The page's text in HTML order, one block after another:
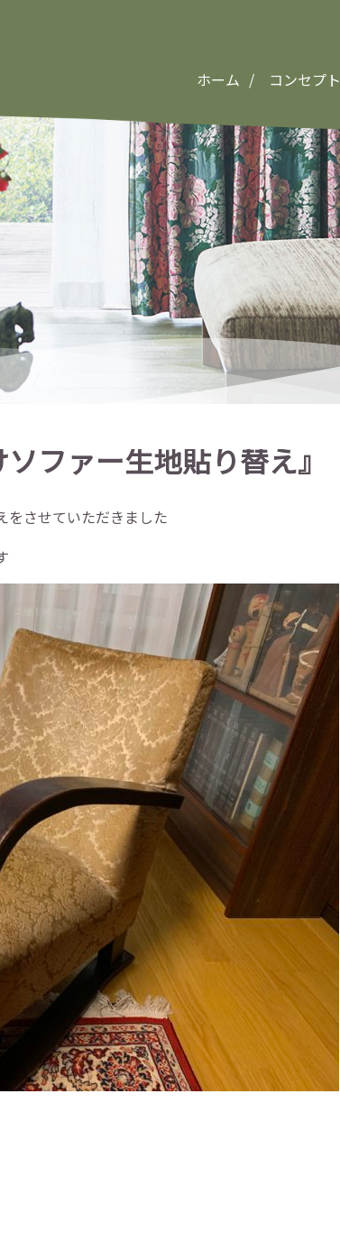
ホーム コンセプト
ファー生地貼り替え』
をさせていただきました